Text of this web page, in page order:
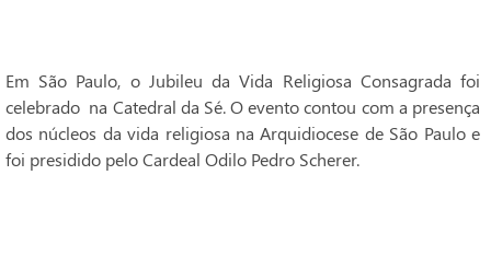
Em São Paulo, o Jubileu da Vida Religiosa Consagrada foi
celebrado na Catedral da Sé. O evento contou com a presença
dos núcleos da vida religiosa na Arquidiocese de São Paulo e
foi presidido pelo Cardeal Odilo Pedro Scherer.